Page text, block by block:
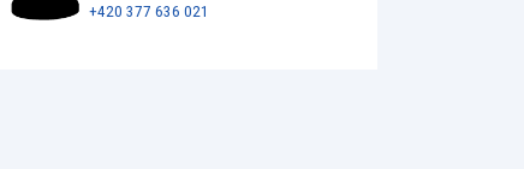
+420 377 636 021